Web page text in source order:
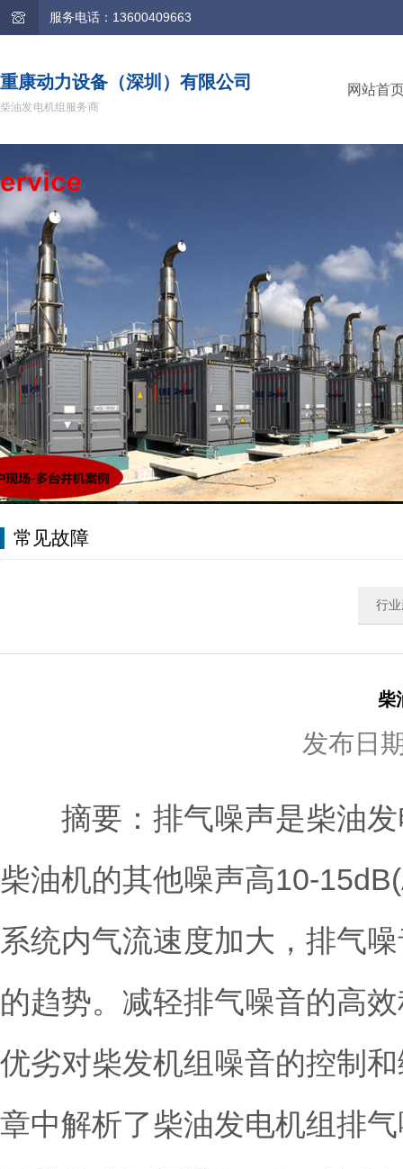
服务电话：13600409663
重康动力设备（深圳）有限公司
柴油发电机组服务商
网站首
常见故障
行
柴
发布日
摘要：排气噪声是柴油
柴油机的其他噪声高10-
系统内气流速度加大，排气
的趋势。减轻排气噪音的高
优劣对柴发机组噪音的控制
章中解析了柴油发电机组排